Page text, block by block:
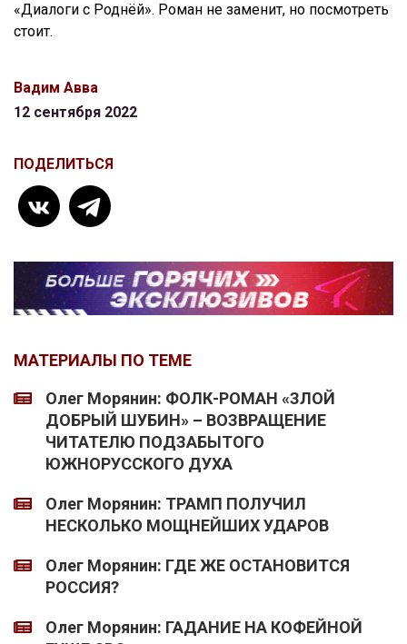
«Диалоги с Роднёй». Роман не заменит, но посмотреть
стоит.
Вадим Авва
12 сентября 2022
ПОДЕЛИТЬСЯ
МАТЕРИАЛЫ ПО ТЕМЕ
Олег Морянин: ФОЛК-РОМАН «ЗЛОЙ
ДОБРЫЙ ШУБИН» – ВОЗВРАЩЕНИЕ
ЧИТАТЕЛЮ ПОДЗАБЫТОГО
ЮЖНОРУССКОГО ДУХА
Олег Морянин: ТРАМП ПОЛУЧИЛ
НЕСКОЛЬКО МОЩНЕЙШИХ УДАРОВ
Олег Морянин: ГДЕ ЖЕ ОСТАНОВИТСЯ
РОССИЯ?
Олег Морянин: ГАДАНИЕ НА КОФЕЙНОЙ